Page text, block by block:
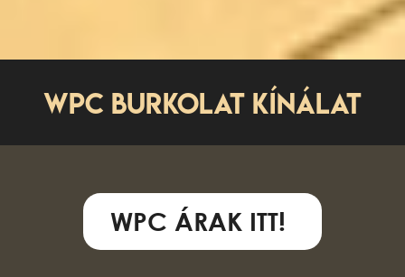
WPC BURKOLAT KÍNÁLAT
WPC ÁRAK ITT!